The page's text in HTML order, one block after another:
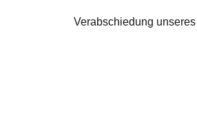
Verabschiedung